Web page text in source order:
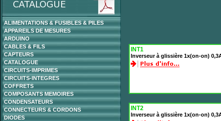
ALIMENTATIONS & FUSIBLES & PILES
APPAREILS DE MESURES
ARDUINO
CABLES & FILS
CAPTEURS
CATALOGUE
CIRCUITS-IMPRIMES
CIRCUITS-INTEGRES
COFFRETS
COMPOSANTS MEMOIRES
CONDENSATEURS
CONNECTEURS & CORDONS
DIODES
INT1
Inverseur à glissière 1x(on-on)
INT2
Inverseur à glissière 1x(on-on)